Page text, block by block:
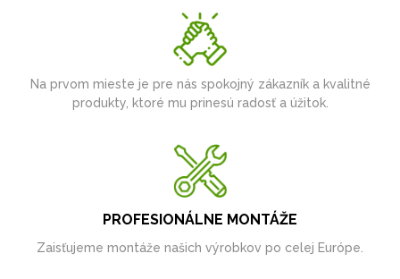
Na prvom mieste je pre nás spokojný zákazník a kvalitné
produkty, ktoré mu prinesú radosť a úžitok.
PROFESIONÁLNE MONTÁŽE
Zaisťujeme montáže našich výrobkov po celej Európe.